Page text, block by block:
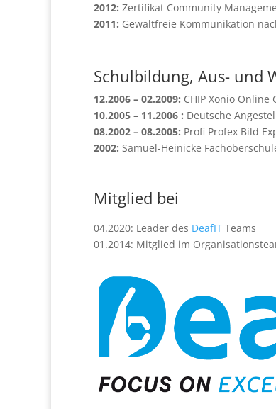
2012: Zertifikat Community
2011: Gewaltfreie Kommunikation
Schulbildung, Aus- und
12.2006 – 02.2009: CHIP Xonio
10.2005 – 11.2006 : Deutsche
08.2002 – 08.2005: Profi Profex Bild
2002: Samuel-Heinicke
Mitglied bei
04.2020: Leader des DeafIT Teams
01.2014: Mitglied im